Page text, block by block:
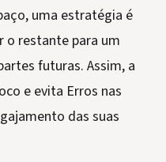
uma estratégia é
o restante para um
futuras. Assim, a
e evita Erros nas
das suas